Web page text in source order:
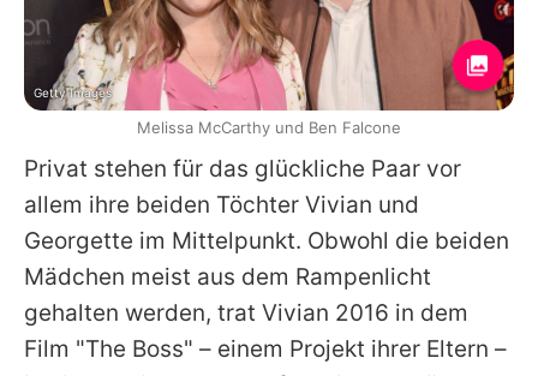
Privat stehen für das glückliche Paar vor
allem ihre beiden Töchter Vivian und
Georgette im Mittelpunkt. Obwohl die beiden
Mädchen meist aus dem Rampenlicht
gehalten werden, trat Vivian 2016 in dem
Film "The Boss" – einem Projekt ihrer Eltern –
Getty Images
Melissa McCarthy und Ben Falcone